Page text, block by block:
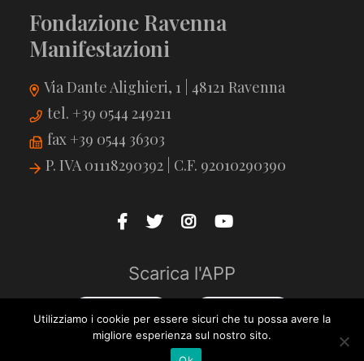
Fondazione Ravenna
Manifestazioni
Via Dante Alighieri, 1 | 48121 Ravenna
tel. +39 0544 249211
fax +39 0544 36303
P. IVA 01118290392 | C.F. 92010290390
Scarica l'APP
Utilizziamo i cookie per essere sicuri che tu possa avere la
migliore esperienza sul nostro sito.